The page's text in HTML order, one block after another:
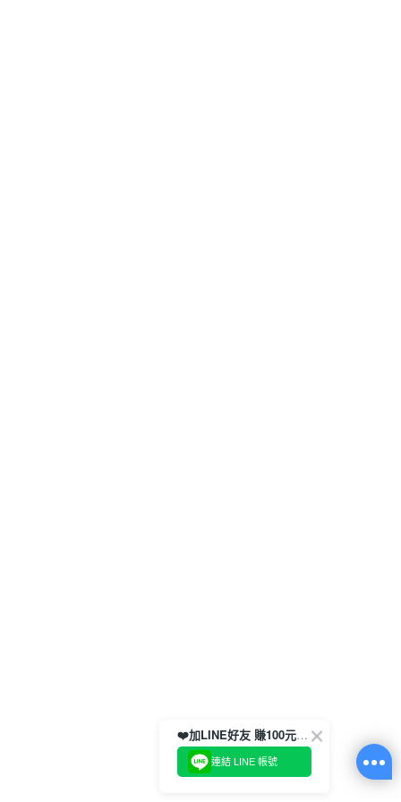
❤️加LINE好友 賺100元券！
連結 LINE 帳號